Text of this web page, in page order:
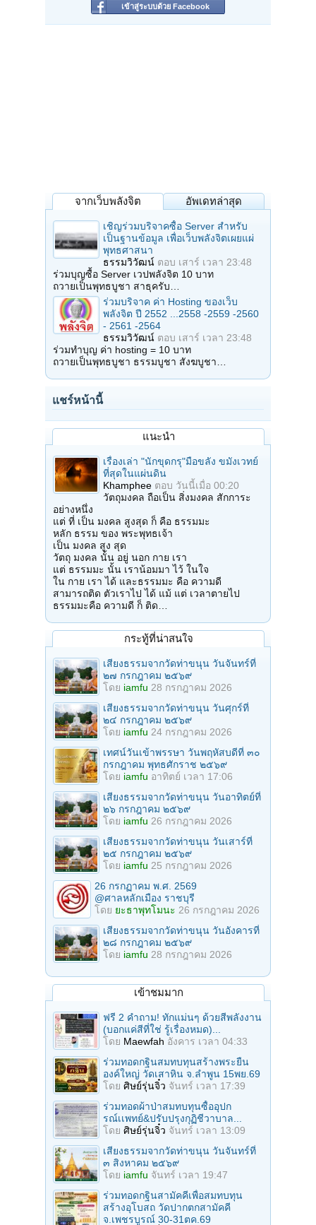
เข้าสู่ระบบด้วย Facebook
จากเว็บพลังจิต อัพเดทล่าสุด
เชิญร่วมบริจาคซื้อ Server สำหรับ
เป็นฐานข้อมูล เพื่อเว็บพลังจิตเผยแผ่
พุทธศาสนา
ธรรมวิวัฒน์ ตอบ เสาร์ เวลา 23:48
ร่วมบุญซื้อ Server เวปพลังจิต 10 บาท
ถวายเป็นพุทธบูชา สาธุครับ…
ร่วมบริจาค ค่า Hosting ของเว็บ
พลังจิต ปี 2552 ...2558 -2559 -2560
- 2561 -2564
ธรรมวิวัฒน์ ตอบ เสาร์ เวลา 23:48
ร่วมทำบุญ ค่า hosting = 10 บาท
ถวายเป็นพุทธบูชา ธรรมบูชา สังฆบูชา…
แชร์หน้านี้
แนะนำ
เรื่องเล่า "นักขุดกรุ"มือขลัง ขมังเวทย์
ที่สุดในแผ่นดิน
Khamphee ตอบ วันนี้เมื่อ 00:20
วัตถุมงคล ถือเป็น สิ่งมงคล สักการะ
อย่างหนึ่ง
แต่ ที่ เป็น มงคล สูงสุด ก็ คือ ธรรมมะ
หลัก ธรรม ของ พระพุทธเจ้า
เป็น มงคล สูง สุด
วัตถุ มงคล นั้น อยู่ นอก กาย เรา
แต่ ธรรมมะ นั้น เราน้อมมา ไว้ ในใจ
ใน กาย เรา ได้ และธรรมมะ คือ ความดี
สามารถติด ตัวเราไป ได้ แม้ แต่ เวลาตายไป
ธรรมมะคือ ความดี ก็ ติด…
กระทู้ที่น่าสนใจ
เสียงธรรมจากวัดท่าขนุน วันจันทร์ที่
๒๗ กรกฎาคม ๒๕๖๙
โดย iamfu 28 กรกฎาคม 2026
เสียงธรรมจากวัดท่าขนุน วันศุกร์ที่
๒๔ กรกฎาคม ๒๕๖๙
โดย iamfu 24 กรกฎาคม 2026
เทศน์วันเข้าพรรษา วันพฤหัสบดีที่ ๓๐
กรกฎาคม พุทธศักราช ๒๕๖๙
โดย iamfu อาทิตย์ เวลา 17:06
เสียงธรรมจากวัดท่าขนุน วันอาทิตย์ที่
๒๖ กรกฎาคม ๒๕๖๙
โดย iamfu 26 กรกฎาคม 2026
เสียงธรรมจากวัดท่าขนุน วันเสาร์ที่
๒๕ กรกฎาคม ๒๕๖๙
โดย iamfu 25 กรกฎาคม 2026
26 กรกฏาคม พ.ศ. 2569
@ศาลหลักเมือง ราชบุรี
โดย ยะธาพุทโมนะ 26 กรกฎาคม 2026
เสียงธรรมจากวัดท่าขนุน วันอังคารที่
๒๘ กรกฎาคม ๒๕๖๙
โดย iamfu 28 กรกฎาคม 2026
เข้าชมมาก
ฟรี 2 คำถาม! ทักแม่นๆ ด้วยสีพลังงาน
(บอกแค่สีที่ใช่ รู้เรื่องหมด)...
โดย Maewfah อังคาร เวลา 04:33
ร่วมทอดกฐินสมทบทุนสร้างพระยืน
องค์ใหญ่ วัดเสาหิน จ.ลําพูน 15พย.69
โดย ศิษย์รุ่นจิ๋ว จันทร์ เวลา 17:39
ร่วมทอดผ้าป่าสมทบทุนซื้ออุปก
รณ์เเพทย์&ปรับปรุงกุฏิชีวาบาล...
โดย ศิษย์รุ่นจิ๋ว จันทร์ เวลา 13:09
เสียงธรรมจากวัดท่าขนุน วันจันทร์ที่
๓ สิงหาคม ๒๕๖๙
โดย iamfu จันทร์ เวลา 19:47
ร่วมทอดกฐินสามัคคีเพื่อสมทบทุน
สร้างอุโบสถ วัดปากตกสามัคคี
จ.เพชรบูรณ์ 30-31ตค.69